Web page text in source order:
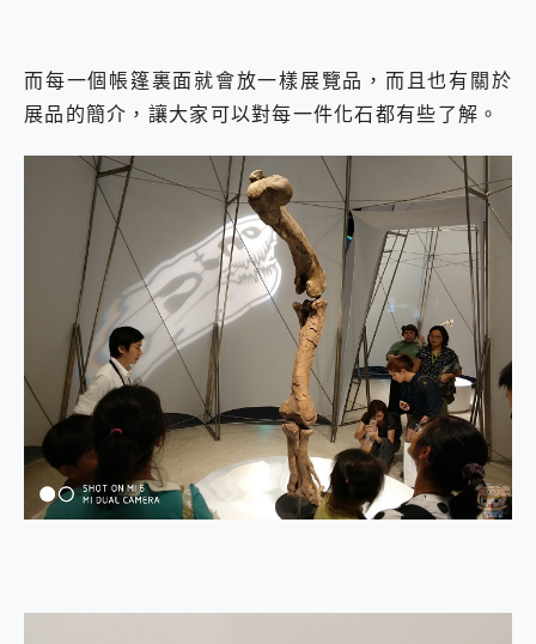
而每一個帳篷裏面就會放一樣展覽品，而且也有關於
展品的簡介，讓大家可以對每一件化石都有些了解。